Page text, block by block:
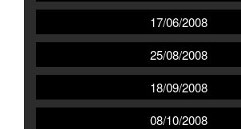
17/06/2008
25/08/2008
18/09/2008
08/10/2008